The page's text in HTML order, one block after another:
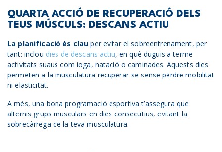
QUARTA ACCIÓ DE RECUPERACIÓ DELS
TEUS MÚSCULS: DESCANS ACTIU
La planificació és clau per evitar el sobreentrenament, per
tant: inclou dies de descans actiu, en què duguis a terme
activitats suaus com ioga, natació o caminades. Aquests dies
permeten a la musculatura recuperar-se sense perdre mobilitat
ni elasticitat.
A més, una bona programació esportiva t’assegura que
alternis grups musculars en dies consecutius, evitant la
sobrecàrrega de la teva musculatura.